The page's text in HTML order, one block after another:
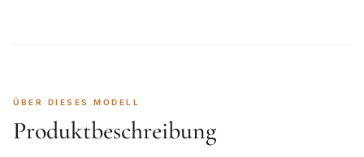
ÜBER DIESES MODELL
Produktbeschreibung